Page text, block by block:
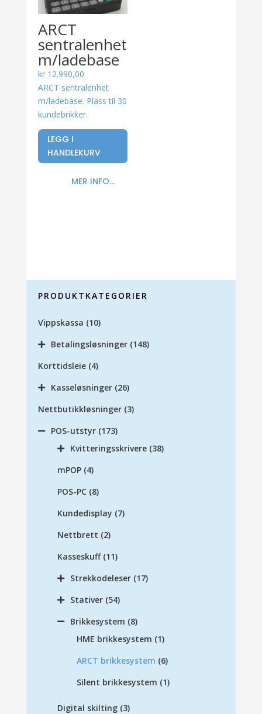
ARCT
sentralenhet
m/ladebase
kr12.990,00
ARCT sentralenhet
m/ladebase. Plass til 30
kundebrikker.
LEGG I
HANDLEKURV
MER INFO...
PRODUKTKATEGORIER
Vippskassa (10)
Betalingsløsninger (148)
Korttidsleie (4)
Kasseløsninger (26)
Nettbutikkløsninger (3)
POS-utstyr (173)
Kvitteringsskrivere (38)
mPOP (4)
POS-PC (8)
Kundedisplay (7)
Nettbrett (2)
Kasseskuff (11)
Strekkodeleser (17)
Stativer (54)
Brikkesystem (8)
HME brikkesystem (1)
ARCT brikkesystem (6)
Silent brikkesystem (1)
Digital skilting (3)